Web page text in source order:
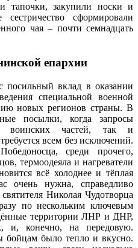
тапочки, закупили носки и
сформировали
чая – почти семнадцать
епархии
вклад в оказании
специальной военной
новых регионов страны. В
посылки, когда запросы
воинских частей, так и
всем без исключений.
среди прочего,
термоодеяла и нагреватели
всё холоднее и тёплая
очень нужна, справедливо
Николая Чудотворца
по нескольким ключевым
территории ЛНР и ДНР,
конечно, на передовую.
бойцам было тепло и вкусно.